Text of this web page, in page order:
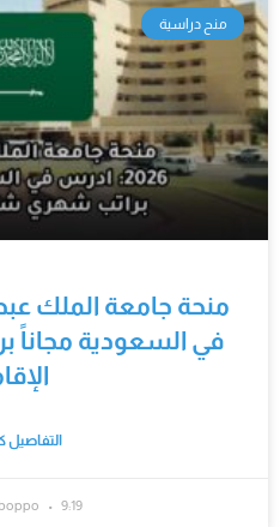
منح دراسية
في السعودية
التفاصيل
9:19 صباحًا